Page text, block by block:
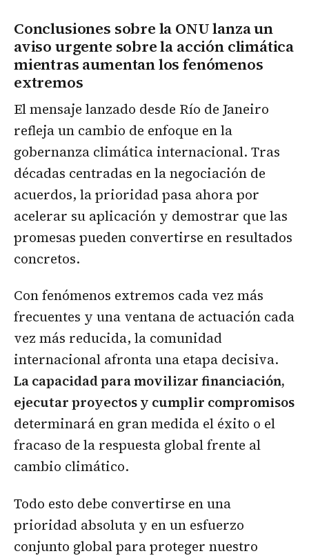
Conclusiones sobre la ONU lanza un
aviso urgente sobre la acción climática
mientras aumentan los fenómenos
extremos
El mensaje lanzado desde Río de Janeiro
refleja un cambio de enfoque en la
gobernanza climática internacional. Tras
décadas centradas en la negociación de
acuerdos, la prioridad pasa ahora por
acelerar su aplicación y demostrar que las
promesas pueden convertirse en resultados
concretos.
Con fenómenos extremos cada vez más
frecuentes y una ventana de actuación cada
vez más reducida, la comunidad
internacional afronta una etapa decisiva.
La capacidad para movilizar financiación,
ejecutar proyectos y cumplir compromisos
determinará en gran medida el éxito o el
fracaso de la respuesta global frente al
cambio climático.
Todo esto debe convertirse en una
prioridad absoluta y en un esfuerzo
conjunto global para proteger nuestro